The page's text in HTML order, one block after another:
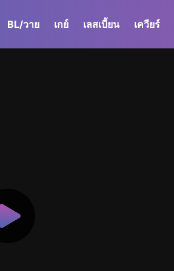
BL/วาย เกย์ เลสเบี้ยน เควียร์